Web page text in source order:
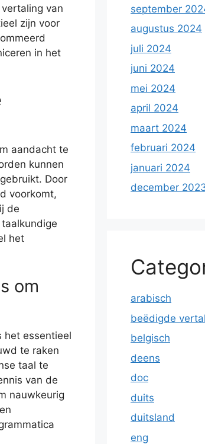
van
zijn voor
in het
aandacht te
kunnen
Door
voorkomt,
de
het
om
het essentieel
te raken
taal te
van de
nauwkeurig
september
augustus 2024
juli 2024
juni 2024
mei 2024
april 2024
maart 2024
februari 2024
januari 2024
december
arabisch
beëdigde
belgisch
deens
doc
duits
duitsland
eng